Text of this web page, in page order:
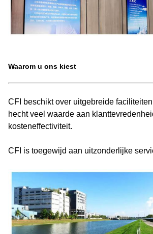
Waarom u ons kiest
CFI beschikt over uitgebreide
hecht veel waarde aan
kosteneffectiviteit.
CFI is toegewijd aan uitzonderlijke